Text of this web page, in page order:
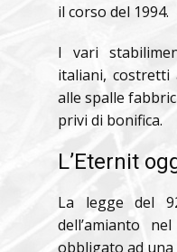
il corso del 1994.
I vari
italiani, costretti
alle spalle
privi di bonifica.
L’Eternit
La legge del
dell’amianto
obbligato ad